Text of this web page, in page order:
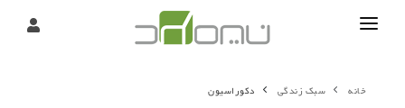
درباره
خانه سبک زندگی دکوراسیون